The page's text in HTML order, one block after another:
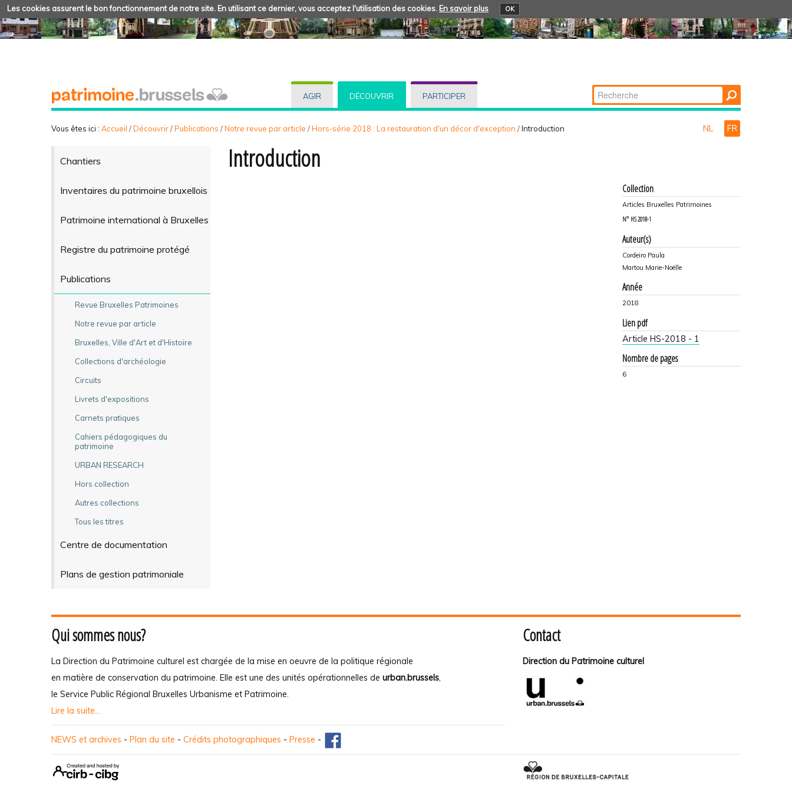
Les cookies assurent le bon fonctionnement de notre site. En utilisant ce dernier, vous acceptez l'utilisation des cookies. En savoir plus OK
AGIR DÉCOUVRIR PARTICIPER Chercher par
Recherche
Vous êtes ici : Accueil /Découvrir/Publications /Notre revue par article /Hors-série 2018 : La restauration d'un décor d'exception /Introduction NL FR
Chantiers
Inventaires du patrimoine bruxellois
Patrimoine international à Bruxelles
Registre du patrimoine protégé
Publications
Revue Bruxelles Patrimoines
Notre revue par article
Bruxelles, Ville d'Art et d'Histoire
Collections d'archéologie
Circuits
Livrets d'expositions
Carnets pratiques
Cahiers pédagogiques du
patrimoine
URBAN RESEARCH
Hors collection
Autres collections
Tous les titres
Centre de documentation
Plans de gestion patrimoniale
Introduction
Collection
Articles Bruxelles Patrimoines
N° HS 2018-1
Auteur(s)
Cordeiro Paula
Martou Marie-Noëlle
Année
2018
Lien pdf
Article HS-2018 - 1
Nombre de pages
6
Qui sommes nous?
La Direction du Patrimoine culturel est chargée de la mise en oeuvre de la politique régionale
en matière de conservation du patrimoine. Elle est une des unités opérationnelles de urban.brussels,
le Service Public Régional Bruxelles Urbanisme et Patrimoine.
Lire la suite...
Contact
Direction du Patrimoine culturel
NEWS et archives - Plan du site - Crédits photographiques - Presse -